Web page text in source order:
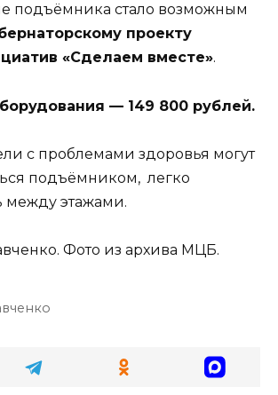
подъёмника стало возможным
проекту
«Сделаем вместе».
— 149 800 рублей.
с проблемами здоровья могут
подъёмником, легко
между этажами.
Фото из архива МЦБ.